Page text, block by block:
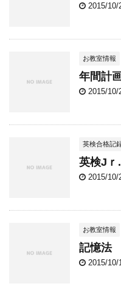
2015/10/
お教室情報
年間計
2015/10/
英検合格記
英検Jｒ.
2015/10/
お教室情報
記憶法
2015/10/